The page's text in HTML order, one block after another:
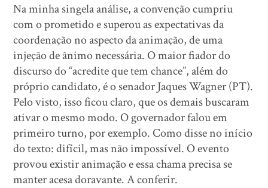
Na minha singela análise, a convenção cumpriu
com o prometido e superou as expectativas da
coordenação no aspecto da animação, de uma
injeção de ânimo necessária. O maior fiador do
discurso do “acredite que tem chance”, além do
próprio candidato, é o senador Jaques Wagner (PT).
Pelo visto, isso ficou claro, que os demais buscaram
ativar o mesmo modo. O governador falou em
primeiro turno, por exemplo. Como disse no início
do texto: difícil, mas não impossível. O evento
provou existir animação e essa chama precisa se
manter acesa doravante. A conferir.